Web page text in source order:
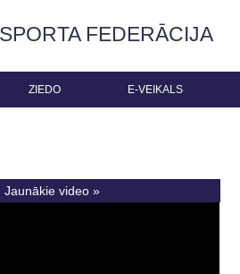
FEDERĀCIJA
ZIEDO E-VEIKALS
Jaunākie video »